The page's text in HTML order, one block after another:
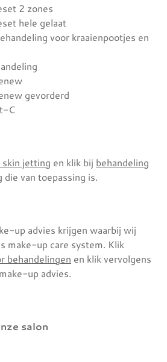
2 zones
hele gelaat
voor kraaienpootjes en
gevorderd
C
skin jetting en klik bij behandeling
van toepassing is.
up advies krijgen waarbij wij
make-up care system. Klik
behandelingen en klik vervolgens
up advies.
salon